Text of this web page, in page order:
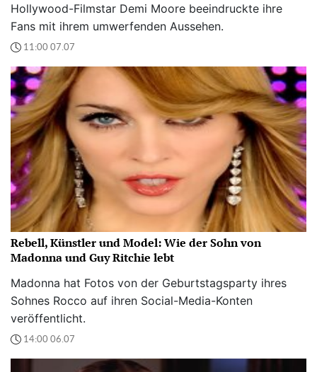
Hollywood-Filmstar Demi Moore beeindruckte ihre
Fans mit ihrem umwerfenden Aussehen.
11:00 07.07
Rebell, Künstler und Model: Wie der Sohn von
Madonna und Guy Ritchie lebt
Madonna hat Fotos von der Geburtstagsparty ihres
Sohnes Rocco auf ihren Social-Media-Konten
veröffentlicht.
14:00 06.07